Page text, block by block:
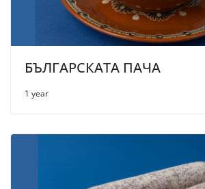
БЪЛГАРСКАТА ПАЧА
1 year